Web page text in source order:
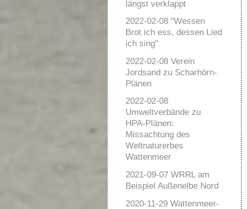
längst verklappt
2022-02-08 "Wessen
Brot ich ess, dessen Lied
ich sing"
2022-02-08 Verein
Jordsand zu Scharhörn-
Plänen
2022-02-08
Umweltverbände zu
HPA-Plänen:
Missachtung des
Weltnaturerbes
Wattenmeer
2021-09-07 WRRL am
Beispiel Außenelbe Nord
2020-11-29 Wattenmeer-